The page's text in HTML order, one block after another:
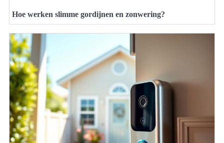
Hoe werken slimme gordijnen en zonwering?